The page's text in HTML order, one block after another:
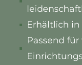
Erhältlich in
Passend